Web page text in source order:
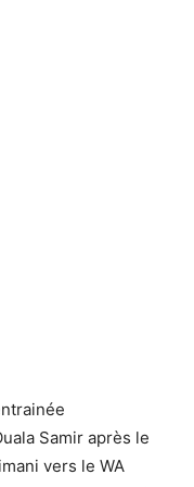
Samir après le
vers le WA